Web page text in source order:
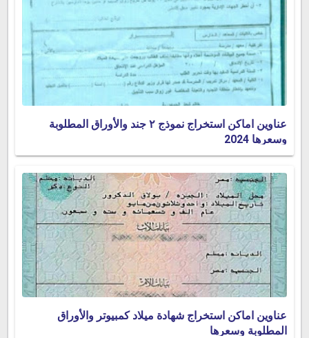
عناوين اماكن استخراج نموذج ٢ جند والأوراق المطلوبة
وسعرها 2024
عناوين اماكن استخراج شهادة ميلاد كمبيوتر والأوراق
المطلوبة وسعرها